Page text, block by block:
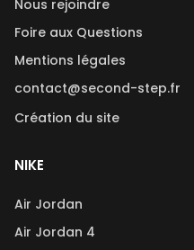
Nous rejoindre
Foire aux Questions
Mentions légales
contact@second-step.fr
Création du site
NIKE
Air Jordan
Air Jordan 4